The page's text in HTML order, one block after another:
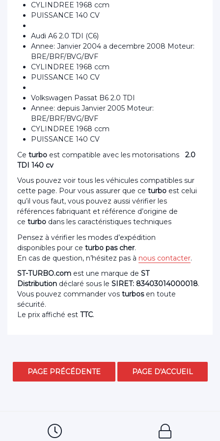
CYLINDREE 1968 ccm
PUISSANCE 140 CV
Audi A6 2.0 TDI (C6)
Annee: Janvier 2004 a decembre 2008 Moteur:
BRE/BRF/BVG/BVF
CYLINDREE 1968 ccm
PUISSANCE 140 CV
Volkswagen Passat B6 2.0 TDI
Annee: depuis Janvier 2005 Moteur:
BRE/BRF/BVG/BVF
CYLINDREE 1968 ccm
PUISSANCE 140 CV
Ce turbo est compatible avec les motorisations 2.0
TDI 140 cv
Vous pouvez voir tous les véhicules compatibles sur
cette page. Pour vous assurer que ce turbo est celui
qu’il vous faut, vous pouvez aussi vérifier les
références fabriquant et référence d’origine de
ce turbo dans les caractéristiques techniques
Pensez à vérifier les modes d’expédition
disponibles pour ce turbo pas cher.
En cas de question, n’hésitez pas à nous contacter.
ST-TURBO.com est une marque de ST
Distribution déclaré sous le SIRET: 83403014000018.
Vous pouvez commander vos turbosen toute
sécurité.
Le prix affiché est TTC.